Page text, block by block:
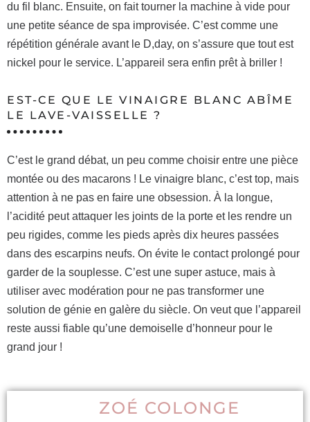
du fil blanc. Ensuite, on fait tourner la machine à vide pour
une petite séance de spa improvisée. C’est comme une
répétition générale avant le D,day, on s’assure que tout est
nickel pour le service. L’appareil sera enfin prêt à briller !
EST-CE QUE LE VINAIGRE BLANC ABÎME
LE LAVE-VAISSELLE ?
C’est le grand débat, un peu comme choisir entre une pièce
montée ou des macarons ! Le vinaigre blanc, c’est top, mais
attention à ne pas en faire une obsession. À la longue,
l’acidité peut attaquer les joints de la porte et les rendre un
peu rigides, comme les pieds après dix heures passées
dans des escarpins neufs. On évite le contact prolongé pour
garder de la souplesse. C’est une super astuce, mais à
utiliser avec modération pour ne pas transformer une
solution de génie en galère du siècle. On veut que l’appareil
reste aussi fiable qu’une demoiselle d’honneur pour le
grand jour !
ZOÉ COLONGE